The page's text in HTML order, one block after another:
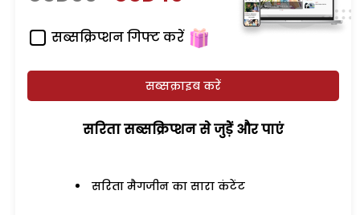
सब्सक्रिप्शन गिफ्ट करें
सब्सक्राइब करें
सरिता सब्सक्रिप्शन से जुड़ेें और पाएं
सरिता मैगजीन का सारा कंटेंट